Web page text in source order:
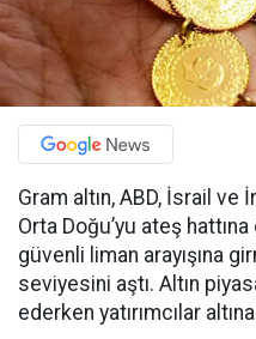
Gram altın, ABD, İsrail ve
Orta Doğu’yu ateş
güvenli liman arayışına
seviyesini aştı. Altın
ederken yatırımcılar